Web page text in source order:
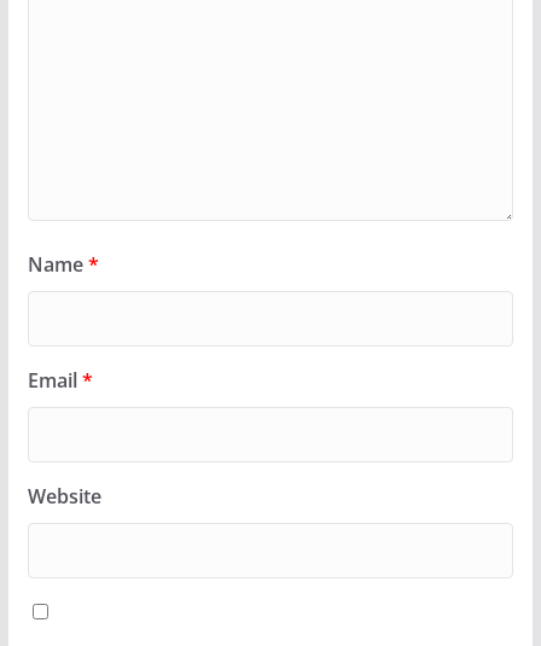
Name*
Email*
Website